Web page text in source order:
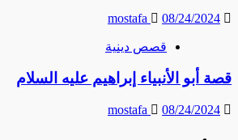
mostafa 08/24/2024
قصص دينية
قصة أبو الأنبياء إبراهيم عليه السلام
mostafa 08/24/2024